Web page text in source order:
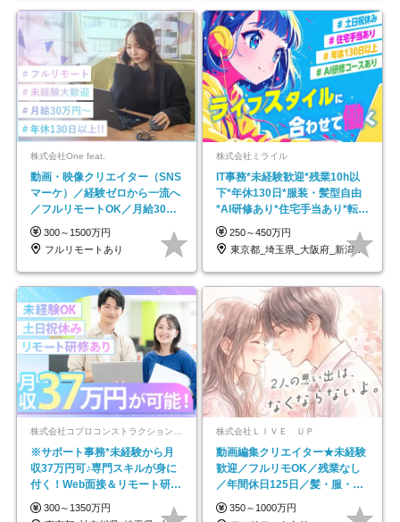
株式会社One feat.
動画・映像クリエイター（SNS
マーケ）／経験ゼロから一流へ
／フルリモートOK／月給30万
円～／年休130日以上
300～1500万円
フルリモートあり
株式会社ミライル
IT事務*未経験歓迎*残業10h以
下*年休130日*服装・髪型自由
*AI研修あり*住宅手当あり*転勤
なし
250～450万円
東京都_埼玉県_大阪府_新潟県_福岡県
※サポート事務*未経験から月
収37万円可♪専門スキルが身に
付く！Web面接＆リモート研修
も充実♪/a
300～1350万円
株式会社ＬＩＶＥ ＵＰ
動画編集クリエイター★未経験
歓迎／フルリモOK／残業なし
／年間休日125日／髪・服・ネ
イル自由／研修充実で安心
350～1000万円